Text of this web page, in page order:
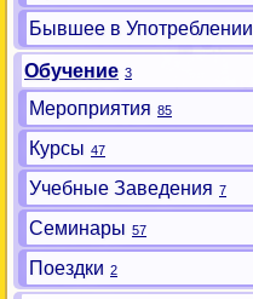
Бывшее в Употреблении
Обучение 3
Мероприятия 85
Курсы 47
Учебные Заведения 7
Семинары 57
Поездки 2